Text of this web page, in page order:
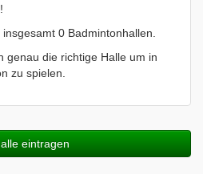
0 Badmintonhallen.
genau die richtige Halle um in
zu spielen.
eintragen